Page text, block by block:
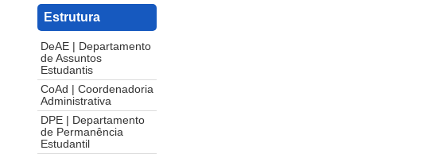
Estrutura
DeAE | Departamento
de Assuntos
Estudantis
CoAd | Coordenadoria
Administrativa
DPE | Departamento
de Permanência
Estudantil